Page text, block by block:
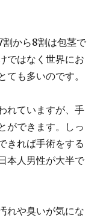
割から8割は包茎で
ではなく世界にお
ても多いのです。
れていますが、手
ができます。
しっ
きれば手術をする
本人男性が大半で
れや臭いが気にな